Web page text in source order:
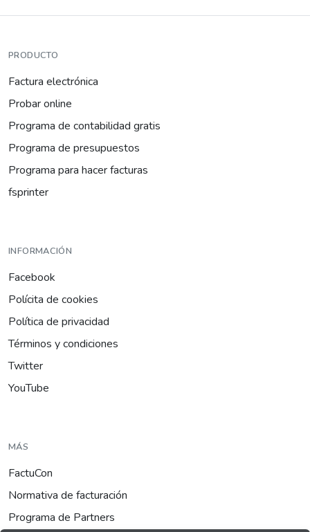
PRODUCTO
Factura electrónica
Probar online
Programa de contabilidad gratis
Programa de presupuestos
Programa para hacer facturas
fsprinter
INFORMACIÓN
Facebook
Polícita de cookies
Política de privacidad
Términos y condiciones
Twitter
YouTube
MÁS
FactuCon
Normativa de facturación
Programa de Partners